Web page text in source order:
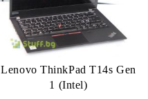
Lenovo ThinkPad T14s Gen
1 (Intel)